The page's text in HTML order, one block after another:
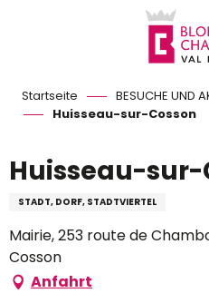
Startseite BESUCHE UND
Huisseau-sur-Cosson
Huisseau-sur-
STADT, DORF, STADTVIERTEL
Mairie, 253 route de
Cosson
Anfahrt